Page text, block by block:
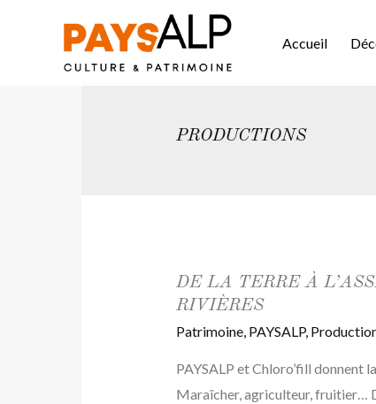
Accueil
PRODUCTIONS
DE LA TERRE À
RIVIÈRES
Patrimoine, PAYSALP,
PAYSALP et Chloro’fill donnent
Maraîcher, agriculteur, fruitier…